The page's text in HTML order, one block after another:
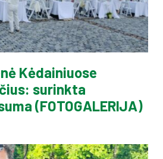
Kėdainiuose
surinkta
(FOTOGALERIJA)